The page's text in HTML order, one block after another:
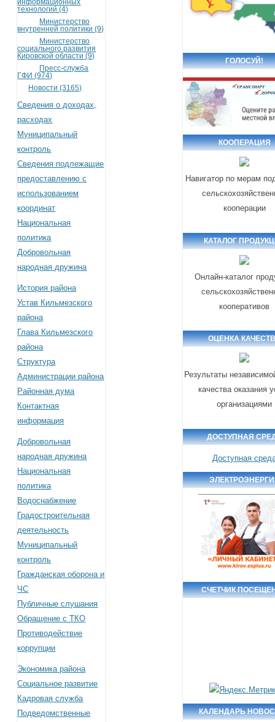
технологий (4)
Министерство
внутренней политики (9)
Министерство
социального развития
Кировской области (9)
Пресс-служба
ГФИ (974)
Новости (3165)
Сведения о доходах,
расходах
Муниципальный
контроль
Сведения подлежащие
предоставлению с
использованием
координат
Национальная
политика
Добровольная
народная дружина
История района
Устав Кильмезского
района
Глава Кильмезского
района
Структура
Администрации района
Районная дума
Контактная
информация
Добровольная
народная дружина
Национальная
политика
Водоснабжение
Градостроительная
деятельность
Муниципальный
контроль
Гражданская оборона и
ЧС
Публичные слушания
Обращение с ТКО
Противодействие
коррупции
Экономика района
Социальное развитие
Кадровая служба
Подведомственные
ГОЛОСУЙ!
КООПЕРАЦИЯ
Навигатор по мерам
кооперации
КАТАЛОГ
Онлайн-каталог
кооперативов
ОЦЕНКА
Результаты
качества оказания
организациями
ДОСТУПНАЯ
Доступная
СЧЕТЧИК
КАЛЕНДАРЬ